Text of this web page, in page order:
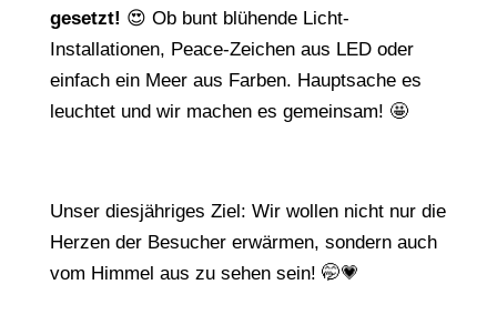
gesetzt! 😍 Ob bunt blühende Licht-
Installationen, Peace-Zeichen aus LED oder
einfach ein Meer aus Farben. Hauptsache es
leuchtet und wir machen es gemeinsam! 🤩
Unser diesjähriges Ziel: Wir wollen nicht nur die
Herzen der Besucher erwärmen, sondern auch
vom Himmel aus zu sehen sein! 🤭💗